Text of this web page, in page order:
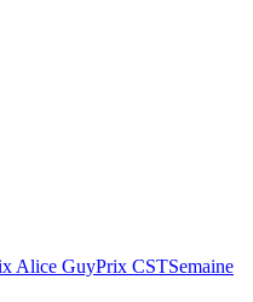
Alice GuyPrix CSTSemaine